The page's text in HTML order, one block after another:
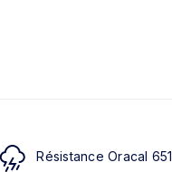
Résistance Oracal 651